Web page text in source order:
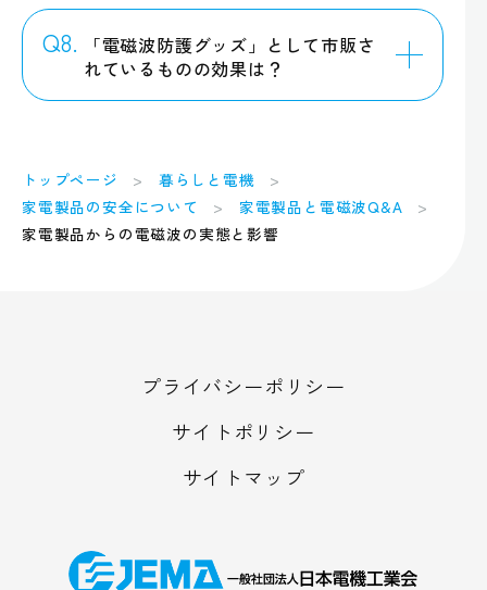
Q8.
「電磁波防護グッズ」として市販さ
れているものの効果は？
トップページ
暮らしと電機
家電製品の安全について
家電製品と電磁波Q&A
家電製品からの電磁波の実態と影響
プライバシーポリシー
サイトポリシー
サイトマップ